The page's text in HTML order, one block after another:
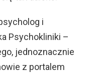
i
Psychokliniki –
jednoznacznie
z portalem